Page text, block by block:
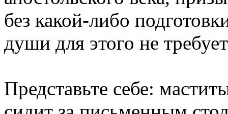
без какой-либо
души для этого не
Представьте себе: